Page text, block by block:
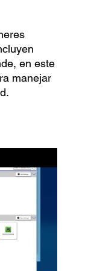
en este
manejar